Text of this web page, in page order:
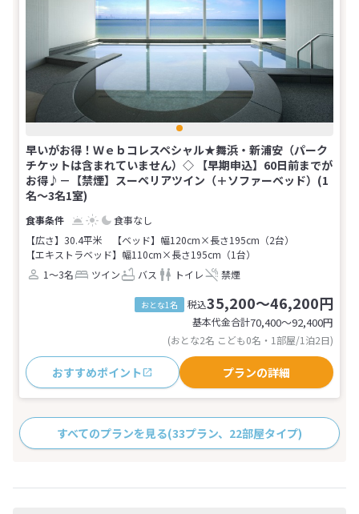
早いがお得！Ｗｅｂコレスペシャル★舞浜・新浦安（パーク
チケットは含まれていません）◇ 【早期申込】60日前までが
お得♪－【禁煙】スーペリアツイン（＋ソファーベッド）(1
名～3名1室)
食事なし
【広さ】30.4平米
【ベッド】幅120cm×長さ195cm（2台）
【エキストラベッド】幅110cm×長さ195cm（1台）
1～3名
ツイン バス トイレ 禁煙
おとな1名 税込35,200～46,200円
基本代金合計70,400〜92,400円
(おとな2名 こども0名・1部屋/1泊2日)
おすすめポイント プランの詳細
すべてのプランを見る(33プラン、22部屋タイプ)